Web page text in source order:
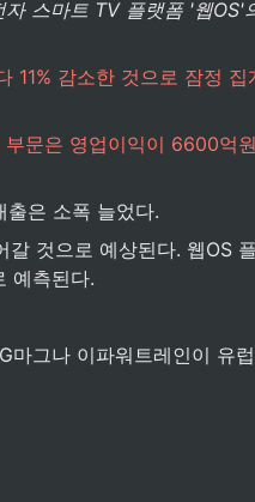
스마트 TV 플랫폼 '웹OS'
11% 감소한 것으로 잠정 집
부문은 영업이익이 6600억
출은 소폭 늘었다.
것으로 예상된다. 웹OS
예측된다.
그나 이파워트레인이 유